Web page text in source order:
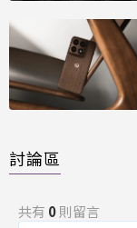
討論區
共有 0則留言